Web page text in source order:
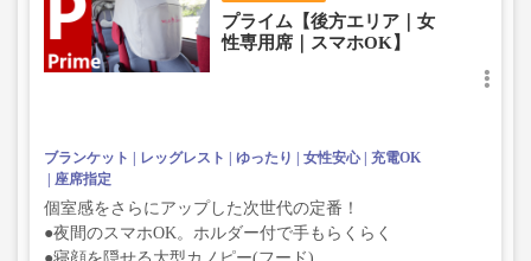
プライム【後方エリア｜女
性専用席｜スマホOK】
ブランケット レッグレスト ゆったり 女性安心
充電OK
座席指定
個室感をさらにアップした次世代の定番！
●夜間のスマホOK。ホルダー付で手もらくらく